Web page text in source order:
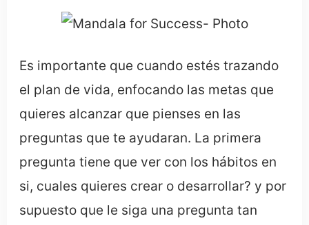
Es importante que cuando estés trazando
el plan de vida, enfocando las metas que
quieres alcanzar que pienses en las
preguntas que te ayudaran. La primera
pregunta tiene que ver con los hábitos en
si, cuales quieres crear o desarrollar? y por
supuesto que le siga una pregunta tan